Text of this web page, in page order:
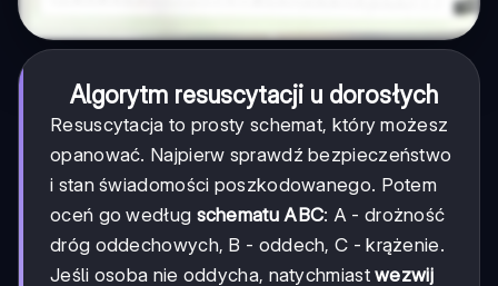
Algorytm resuscytacji u dorosłych
Resuscytacja to prosty schemat, który możesz
opanować. Najpierw sprawdź bezpieczeństwo
i stan świadomości poszkodowanego. Potem
oceń go według schematu ABC: A - drożność
dróg oddechowych, B - oddech, C - krążenie.
Jeśli osoba nie oddycha, natychmiastwezwij